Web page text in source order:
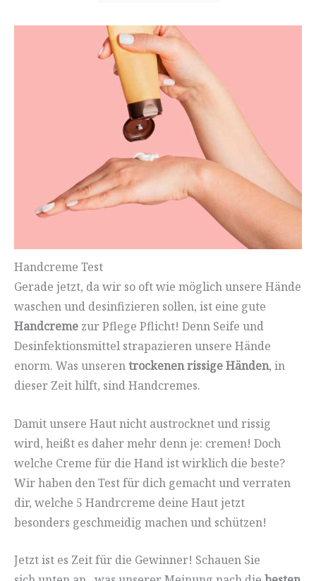
Handcreme Test
Gerade jetzt, da wir so oft wie möglich unsere Hände
waschen und desinfizieren sollen, ist eine gute
Handcreme zur Pflege Pflicht! Denn Seife und
Desinfektionsmittel strapazieren unsere Hände
enorm. Was unserentrockenen rissige Händen, in
dieser Zeit hilft, sind Handcremes.
Damit unsere Haut nicht austrocknet und rissig
wird, heißt es daher mehr denn je: cremen! Doch
welche Creme für die Hand ist wirklich die beste?
Wir haben den Test für dich gemacht und verraten
dir, welche 5 Handrcreme deine Haut jetzt
besonders geschmeidig machen und schützen!
Jetzt ist es Zeit für die Gewinner! Schauen Sie